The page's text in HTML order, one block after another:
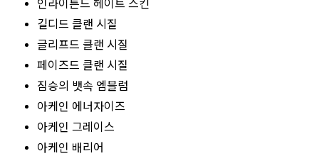
인라이튼드 헤이트 스킨
길디드 클랜 시질
글리프드 클랜 시질
페이즈드 클랜 시질
짐승의 뱃속 엠블럼
아케인 에너자이즈
아케인 그레이스
아케인 배리어